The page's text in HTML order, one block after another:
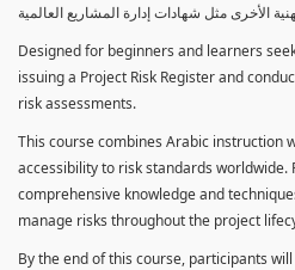
Designed for beginners and learners
issuing a Project Risk Register and
risk assessments.
This course combines Arabic instruction
accessibility to risk standards worldwide.
comprehensive knowledge and
manage risks throughout the project
By the end of this course, participants